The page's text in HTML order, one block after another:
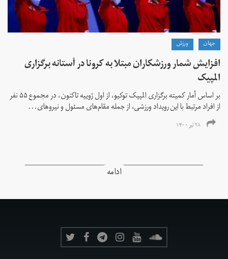
جهان ورزش
افزایش شمار ورزشکاران مبتلا به کرونا در آستانه برگزاری
المپیک
بر اساس آمار کمیته برگزاری المپیک توکیو، از اول ژوییه تاکنون، در مجموع ۵۵ نفر
از افراد مرتبط با این رویداد ورزشی، از جمله مقام‌های مسئول و نیروهای...
۲۸ تیر ۱۴۰۰
ادامه